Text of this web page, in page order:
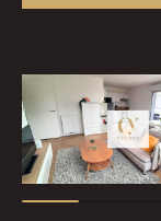
Parking